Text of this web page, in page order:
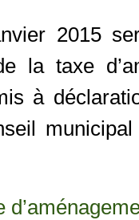
2015
la taxe
à